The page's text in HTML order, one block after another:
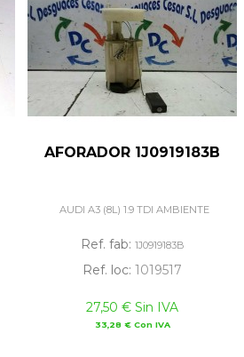
AFORADOR 1J0919183B
AUDI A3 (8L) 1.9 TDI AMBIENTE
Ref. fab: 1J0919183B
Ref. loc: 1019517
27,50 € Sin IVA
33,28 € Con IVA